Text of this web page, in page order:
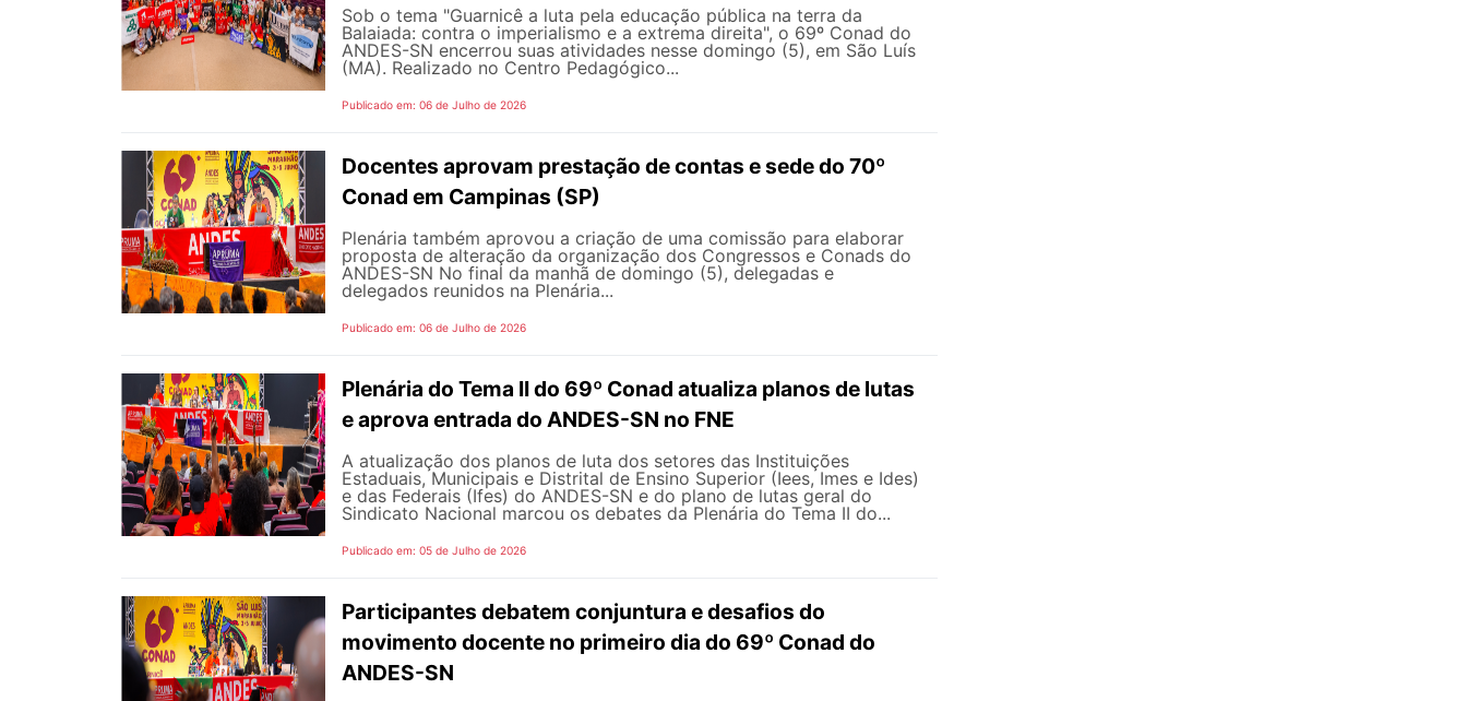
Sob o tema "Guarnicê a luta pela educação pública na terra da
Balaiada: contra o imperialismo e a extrema direita", o 69º Conad do
ANDES-SN encerrou suas atividades nesse domingo (5), em São Luís
(MA). Realizado no Centro Pedagógico...
Publicado em: 06 de Julho de 2026
Docentes aprovam prestação de contas e sede do 70º
Conad em Campinas (SP)
Plenária também aprovou a criação de uma comissão para elaborar
proposta de alteração da organização dos Congressos e Conads do
ANDES-SN No final da manhã de domingo (5), delegadas e
delegados reunidos na Plenária...
Publicado em: 06 de Julho de 2026
Plenária do Tema II do 69º Conad atualiza planos de lutas
e aprova entrada do ANDES-SN no FNE
A atualização dos planos de luta dos setores das Instituições
Estaduais, Municipais e Distrital de Ensino Superior (Iees, Imes e Ides)
e das Federais (Ifes) do ANDES-SN e do plano de lutas geral do
Sindicato Nacional marcou os debates da Plenária do Tema II do...
Publicado em: 05 de Julho de 2026
Participantes debatem conjuntura e desafios do
movimento docente no primeiro dia do 69º Conad do
ANDES-SN